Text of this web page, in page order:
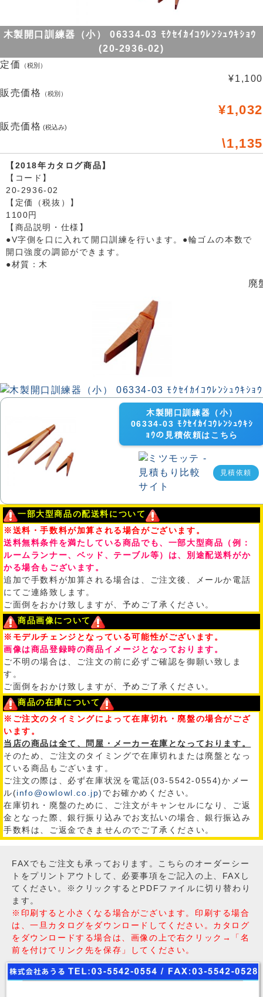
木製開口訓練器（小） 06334-03 ﾓｸｾｲｶｲｺｳﾚﾝｼｭｳｷｼｮｳ
(20-2936-02)
定価
（税別）
¥1,100
販売価格
（税別）
¥1,032
販売価格 (税込み)
\1,135
【2018年カタログ商品】
【コード】
20-2936-02
【定価（税抜）】
1100円
【商品説明・仕様】
●V字側を口に入れて開口訓練を行います。●輪ゴムの本数で
開口強度の調節ができます。
●材質：木
廃
木製開口訓練器（小）
06334-03 ﾓｸｾｲｶｲｺｳﾚﾝｼｭｳｷｼ
ｮｳの見積依頼はこちら
見積依頼
一部大型商品の配送料について
※送料・手数料が加算される場合がございます。
送料無料条件を満たしている商品でも、一部大型商品（例：
ルームランナー、ベッド、テーブル等）は、別途配送料がか
かる場合もございます。
追加で手数料が加算される場合は、ご注文後、メールか電話
にてご連絡致します。
ご面倒をおかけ致しますが、予めご了承ください。
商品画像について
※モデルチェンジとなっている可能性がございます。
画像は商品登録時の商品イメージとなっております。
ご不明の場合は、ご注文の前に必ずご確認を御願い致しま
す。
ご面倒をおかけ致しますが、予めご了承ください。
商品の在庫について
※ご注文のタイミングによって在庫切れ・廃盤の場合がござ
います。
当店の商品は全て、問屋・メーカー在庫となっております。
そのため、ご注文のタイミングで在庫切れまたは廃盤となっ
ている商品もございます。
ご注文の際は、必ず在庫状況を電話(03-5542-0554)かメー
ル(info@owlowl.co.jp)でお確かめください。
在庫切れ・廃盤のために、ご注文がキャンセルになり、ご返
金となった際、銀行振り込みでお支払いの場合、銀行振込み
手数料は、ご返金できませんのでご了承ください。
FAXでもご注文も承っております。こちらのオーダーシー
トをプリントアウトして、必要事項をご記入の上、FAXし
てください。※クリックするとPDFファイルに切り替わり
ます。
※印刷すると小さくなる場合がございます。印刷する場合
は、一旦カタログをダウンロードしてください。カタログ
をダウンロードする場合は、画像の上で右クリック→「名
前を付けてリンク先を保存」してください。